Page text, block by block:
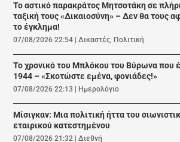
Το αστικό παρακράτος Μητσοτάκη σε
ταξική τους «Δικαιοσύνη» – Δεν θα τους
το έγκλημα!
07/08/2026 22:54 |Δικαστές, Πολιτική
Το χρονικό του Μπλόκου του Βύρωνα που
1944 – «Σκοτώστε εμένα, φονιάδες!»
07/08/2026 22:13 Ημερολόγιο
Μίσιγκαν: Μια πολιτική ήττα του
εταιρικού κατεστημένου
07/08/2026 21:32 |Διεθνή